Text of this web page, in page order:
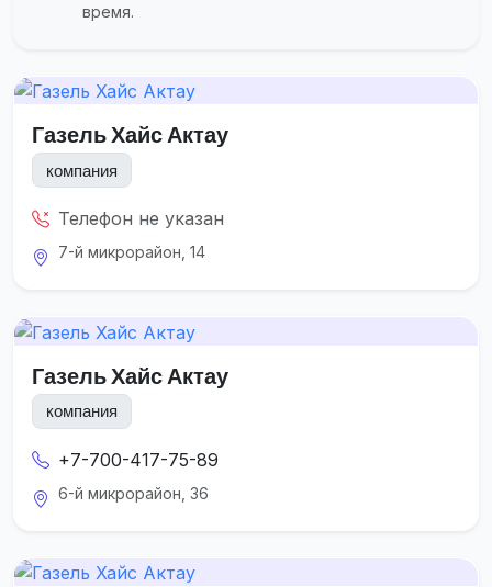
время.
Газель Хайс Актау
компания
Телефон не указан
7-й микрорайон, 14
Газель Хайс Актау
компания
+7-700-417-75-89
6-й микрорайон, 36